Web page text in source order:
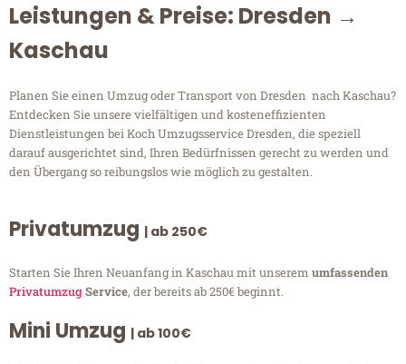
Leistungen & Preise: Dresden →
Kaschau
Planen Sie einen Umzug oder Transport von Dresden nach Kaschau?
Entdecken Sie unsere vielfältigen und kosteneffizienten
Dienstleistungen bei Koch Umzugsservice Dresden, die speziell
darauf ausgerichtet sind, Ihren Bedürfnissen gerecht zu werden und
den Übergang so reibungslos wie möglich zu gestalten.
Privatumzug | ab 250€
Starten Sie Ihren Neuanfang in Kaschau mit unserem umfassenden
PrivatumzugService, der bereits ab 250€ beginnt.
Mini Umzug | ab 100€